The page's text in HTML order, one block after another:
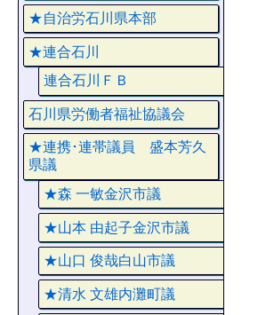
★自治労石川県本部
★連合石川
連合石川ＦＢ
石川県労働者福祉協議会
★連携･連帯議員 盛本芳久
県議
★森 一敏金沢市議
★山本 由起子金沢市議
★山口 俊哉白山市議
★清水 文雄内灘町議